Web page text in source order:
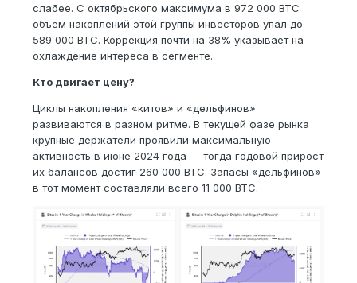
слабее. С октябрьского максимума в 972 000 BTC
объем накоплений этой группы инвесторов упал до
589 000 BTC. Коррекция почти на 38% указывает на
охлаждение интереса в сегменте.
Кто двигает цену?
Циклы накопления «китов» и «дельфинов»
развиваются в разном ритме. В текущей фазе рынка
крупные держатели проявили максимальную
активность в июне 2024 года — тогда годовой прирост
их балансов достиг 260 000 BTC. Запасы «дельфинов»
в тот момент составляли всего 11 000 BTC.